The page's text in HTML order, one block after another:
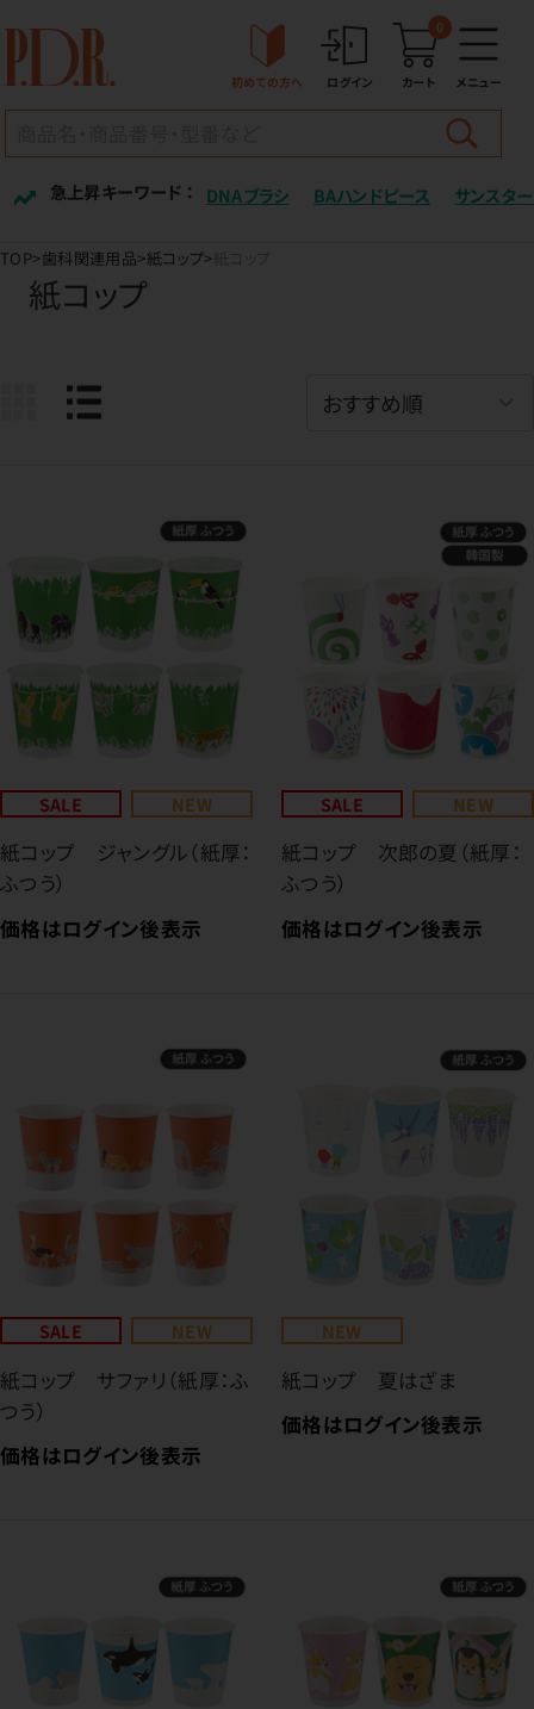
初めての方へ ログイン カート
0
メニュー
急上昇キーワード ： DNAブラシ BAハンドピース サンスター
TOP 歯科関連用品 紙コップ
紙コップ
SALE NEW
紙コップ ジャングル（紙厚：
ふつう）
価格はログイン後表示
SALE NEW
紙コップ 次郎の夏（紙厚：
ふつう）
価格はログイン後表示
SALE NEW
紙コップ サファリ（紙厚：ふ
つう）
価格はログイン後表示
NEW
紙コップ 夏はざま
価格はログイン後表示